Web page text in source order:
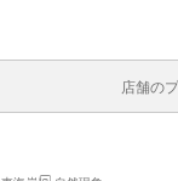
店舗の